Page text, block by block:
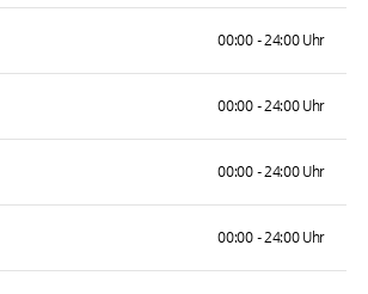
00:00 - 24:00 Uhr
00:00 - 24:00 Uhr
00:00 - 24:00 Uhr
00:00 - 24:00 Uhr